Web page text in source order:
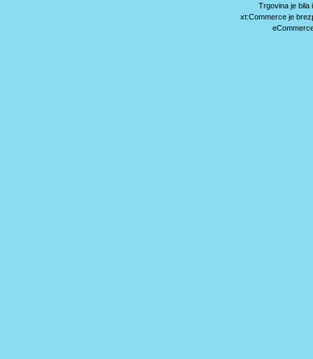
Trgovina je bila
xt:Commerce je